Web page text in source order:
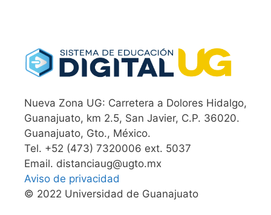
Nueva Zona UG: Carretera a Dolores Hidalgo,
Guanajuato, km 2.5, San Javier, C.P. 36020.
Guanajuato, Gto., México.
Tel. +52 (473) 7320006 ext. 5037
Email. distanciaug@ugto.mx
Aviso de privacidad
© 2022 Universidad de Guanajuato